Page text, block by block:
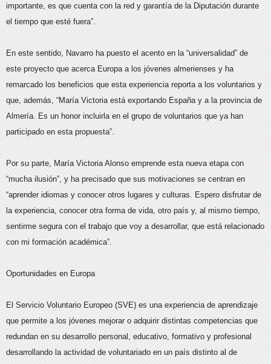
importante, es que cuenta con la red y garantía de la Diputación durante
el tiempo que esté fuera”.
En este sentido, Navarro ha puesto el acento en la “universalidad” de
este proyecto que acerca Europa a los jóvenes almerienses y ha
remarcado los beneficios que esta experiencia reporta a los voluntarios y
que, además, “María Victoria está exportando España y a la provincia de
Almería. Es un honor incluirla en el grupo de voluntarios que ya han
participado en esta propuesta”.
Por su parte, María Victoria Alonso emprende esta nueva etapa con
“mucha ilusión”, y ha precisado que sus motivaciones se centran en
“aprender idiomas y conocer otros lugares y culturas. Espero disfrutar de
la experiencia, conocer otra forma de vida, otro país y, al mismo tiempo,
sentirme segura con el trabajo que voy a desarrollar, que está relacionado
con mi formación académica”.
Oportunidades en Europa
El Servicio Voluntario Europeo (SVE) es una experiencia de aprendizaje
que permite a los jóvenes mejorar o adquirir distintas competencias que
redundan en su desarrollo personal, educativo, formativo y profesional
desarrollando la actividad de voluntariado en un país distinto al de